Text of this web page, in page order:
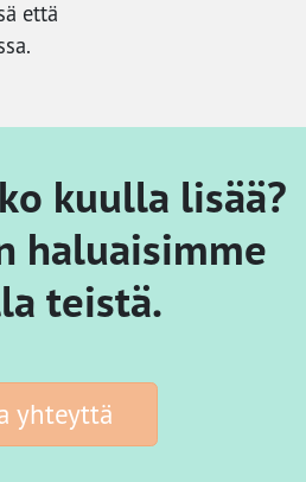
että
kuulla lisää?
haluaisimme
teistä.
yhteyttä